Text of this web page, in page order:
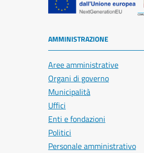
AMMINISTRAZIONE
Aree amministrative
Organi di governo
Municipalità
Uffici
Enti e fondazioni
Politici
Personale amministrativo